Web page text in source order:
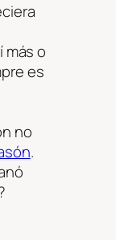
más o
es
no
.